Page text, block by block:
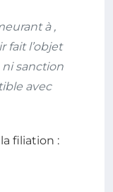
à ,
fait l’objet
sanction
avec
filiation :